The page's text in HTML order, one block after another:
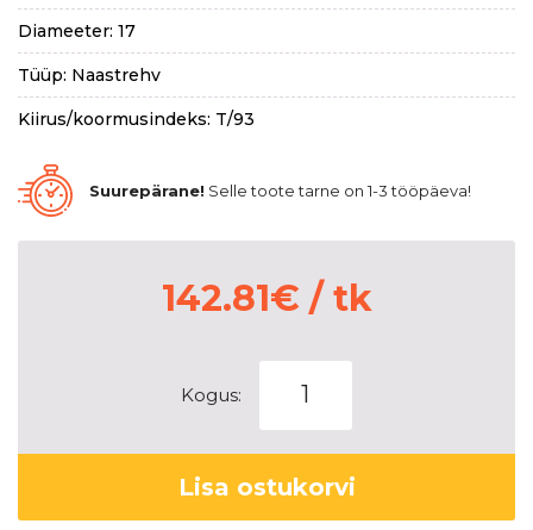
Diameeter: 17
Tüüp: Naastrehv
Kiirus/koormusindeks: T/93
Suurepärane! Selle toote tarne on 1-3 tööpäeva!
142.81€ / tk
Kogus:
WINTER
I*PIKE
RS2
(W429)
kogus
Lisa ostukorvi